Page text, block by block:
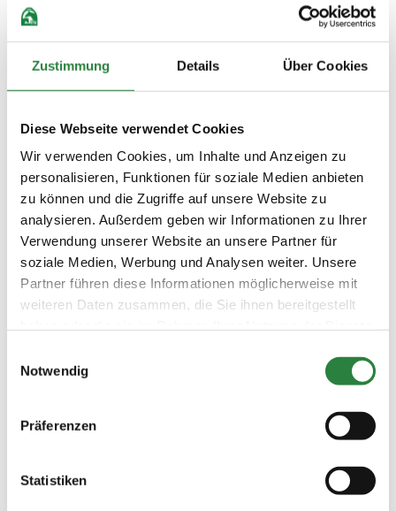
Zustimmung Details Über Cookies
Diese Webseite verwendet Cookies
Wir verwenden Cookies, um Inhalte und Anzeigen zu
personalisieren, Funktionen für soziale Medien anbieten
zu können und die Zugriffe auf unsere Website zu
analysieren. Außerdem geben wir Informationen zu Ihrer
Verwendung unserer Website an unsere Partner für
soziale Medien, Werbung und Analysen weiter. Unsere
Partner führen diese Informationen möglicherweise mit
weiteren Daten zusammen, die Sie ihnen bereitgestellt
Notwendig
Präferenzen
Statistiken
Regionalversammlungen
Persönliche Mitglieder besuchen
„PM-Regionalversammlungen“
kostenlos. Eine vorherige
Anmeldung ist allerdings
erforderlich. Dies ist ein Beitrag
der FN zur Aus- und Weiterbildung
rund um das Pferd.
